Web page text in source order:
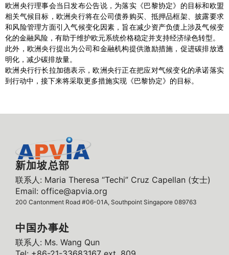
欧洲央行理事会当日发布公告说，为落实《巴黎协定》的目标和欧盟
相关气候目标，欧洲央行将在公司债券购买、抵押品框架、披露要求
和风险管理方面引入气候变化因素，旨在减少资产负债上涉及气候变
化的金融风险，有助于维护欧元系统价格稳定并支持经济绿色转型。
此外，欧洲央行提出为公司和金融机构提供激励措施，促进碳排放透
明化，减少碳排放量。
欧洲央行行长拉加德表示，欧洲央行正在把应对气候变化的承诺落实
到行动中，接下来将采取更多措施实现《巴黎协定》的目标。
新加坡总部
联系人: Maria Theresa “Techi” Cruz Capellan (女士)
Email: office@apvia.org
200 Cantonment Road #06-01A, Southpoint Singapore 089763
中国办事处
联系人: Ms. Wang Qun